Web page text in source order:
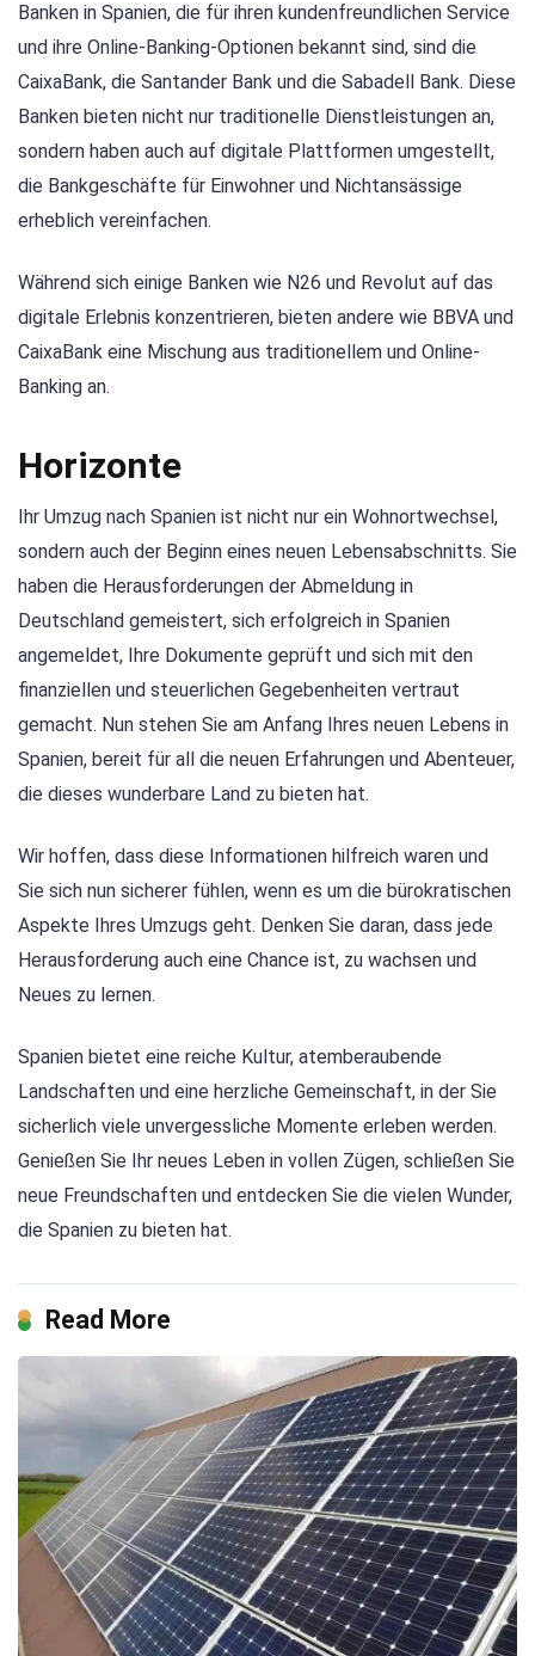
Banken in Spanien, die für ihren kundenfreundlichen Service
und ihre Online-Banking-Optionen bekannt sind, sind die
CaixaBank, die Santander Bank und die Sabadell Bank. Diese
Banken bieten nicht nur traditionelle Dienstleistungen an,
sondern haben auch auf digitale Plattformen umgestellt,
die Bankgeschäfte für Einwohner und Nichtansässige
erheblich vereinfachen.
Während sich einige Banken wie N26 und Revolut auf das
digitale Erlebnis konzentrieren, bieten andere wie BBVA und
CaixaBank eine Mischung aus traditionellem und Online-
Banking an.
Horizonte
Ihr Umzug nach Spanien ist nicht nur ein Wohnortwechsel,
sondern auch der Beginn eines neuen Lebensabschnitts. Sie
haben die Herausforderungen der Abmeldung in
Deutschland gemeistert, sich erfolgreich in Spanien
angemeldet, Ihre Dokumente geprüft und sich mit den
finanziellen und steuerlichen Gegebenheiten vertraut
gemacht. Nun stehen Sie am Anfang Ihres neuen Lebens in
Spanien, bereit für all die neuen Erfahrungen und Abenteuer,
die dieses wunderbare Land zu bieten hat.
Wir hoffen, dass diese Informationen hilfreich waren und
Sie sich nun sicherer fühlen, wenn es um die bürokratischen
Aspekte Ihres Umzugs geht. Denken Sie daran, dass jede
Herausforderung auch eine Chance ist, zu wachsen und
Neues zu lernen.
Spanien bietet eine reiche Kultur, atemberaubende
Landschaften und eine herzliche Gemeinschaft, in der Sie
sicherlich viele unvergessliche Momente erleben werden.
Genießen Sie Ihr neues Leben in vollen Zügen, schließen Sie
neue Freundschaften und entdecken Sie die vielen Wunder,
die Spanien zu bieten hat.
Read More